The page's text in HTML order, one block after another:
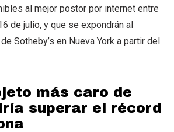
al mejor postor por internet entre
de julio, y que se expondrán al
Sotheby’s en Nueva York a partir del
más caro de
superar el récord